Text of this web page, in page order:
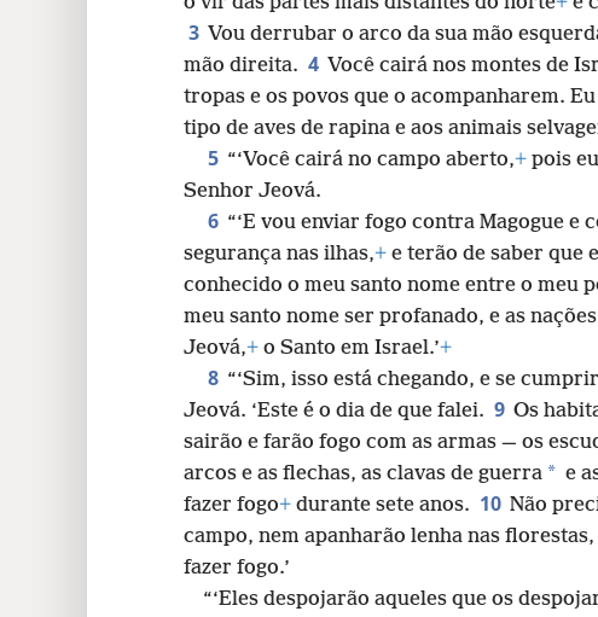
3 Vou derrubar o arco da sua mão
mão direita. 4 Você cairá nos montes de
tropas e os povos que o acompanharem.
tipo de aves de rapina e aos animais
5 “‘Você cairá no campo aberto,+ pois
Senhor Jeová.
6 “‘E vou enviar fogo contra Magogue e
segurança nas ilhas,+ e terão de saber que
conhecido o meu santo nome entre o meu
meu santo nome ser profanado, e as
Jeová,+ o Santo em Israel.’+
8 “‘Sim, isso está chegando, e se
Jeová. ‘Este é o dia de que falei. 9 Os
sairão e farão fogo com as armas — os
arcos e as flechas, as clavas de guerra * e
fazer fogo+ durante sete anos. 10 Não
campo, nem apanharão lenha nas
fazer fogo.’
“‘Eles despojarão aqueles que os